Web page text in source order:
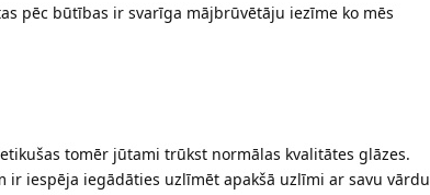
pēc būtības ir svarīga mājbrūvētāju iezīme ko mēs
tomēr jūtami trūkst normālas kvalitātes glāzes.
iespēja iegādāties uzlīmēt apakšā uzlīmi ar savu vārdu